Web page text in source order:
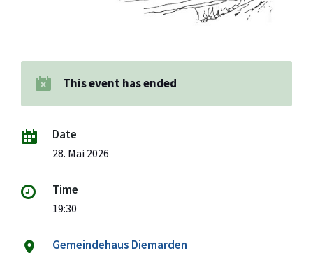
This event has ended
Date
28. Mai 2026
Time
19:30
Gemeindehaus Diemarden